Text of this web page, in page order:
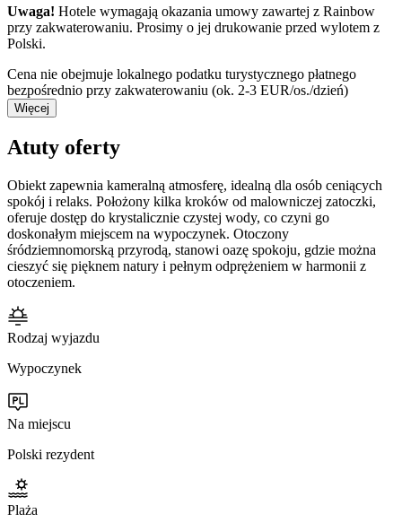
Uwaga! Hotele wymagają okazania umowy zawartej z Rainbow
przy zakwaterowaniu. Prosimy o jej drukowanie przed wylotem z
Polski.
Cena nie obejmuje lokalnego podatku turystycznego płatnego
bezpośrednio przy zakwaterowaniu (ok. 2-3 EUR/os./dzień)
Więcej
Atuty oferty
Obiekt zapewnia kameralną atmosferę, idealną dla osób ceniących
spokój i relaks. Położony kilka kroków od malowniczej zatoczki,
oferuje dostęp do krystalicznie czystej wody, co czyni go
doskonałym miejscem na wypoczynek. Otoczony
śródziemnomorską przyrodą, stanowi oazę spokoju, gdzie można
cieszyć się pięknem natury i pełnym odprężeniem w harmonii z
otoczeniem.
Rodzaj wyjazdu
Wypoczynek
Na miejscu
Polski rezydent
Plaża